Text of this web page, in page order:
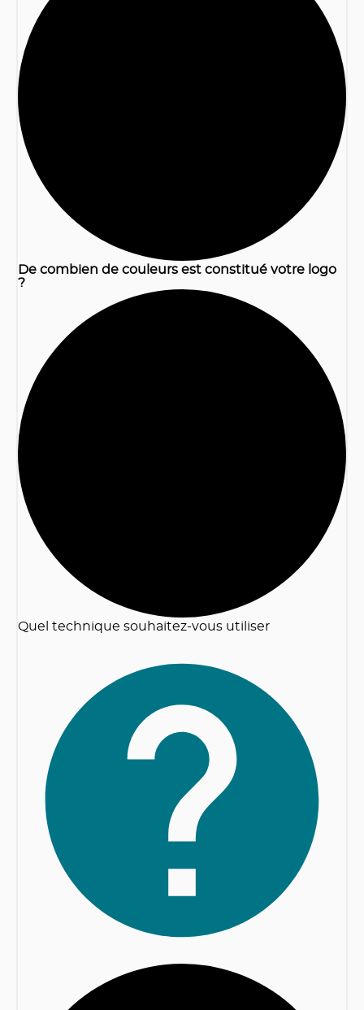
De combien de couleurs est constitué votre logo
?
Quel technique souhaitez-vous utiliser